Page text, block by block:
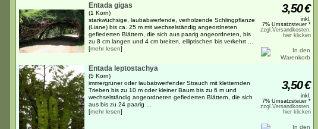
Entada gigas
(1 Korn)
starkwüchsige, laubabwerfende, verholzende Schlingpflanze
(Liane) bis ca. 25 m mit wechselständig angeordneten
gefiederten Blättern, die sich aus paarig angeordneten, bis
zu 8 cm langen und 4 cm breiten, elliptischen bis verkehrt ...
[mehr lesen]
3,50€
inkl.
7% Umsatzsteuer *
zzgl.Versandkosten,
hier klicken
Entada leptostachya
(5 Korn)
immergrüner oder laubabwerfender Strauch mit kletternden
Trieben bis zu 10 m oder kleiner Baum bis zu 6 m und
wechselständig angeordneten gefiederten Blättern, die sich
aus bis zu 24 paarig ...
[mehr lesen]
3,50€
inkl.
7% Umsatzsteuer *
zzgl.Versandkosten,
hier klicken